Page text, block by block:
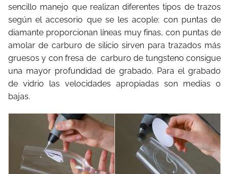
sencillo manejo que realizan diferentes tipos de trazos
según el accesorio que se les acople: con puntas de
diamante proporcionan líneas muy finas, con puntas de
amolar de carburo de silicio sirven para trazados más
gruesos y con fresa de carburo de tungsteno consigue
una mayor profundidad de grabado. Para el grabado
de vidrio las velocidades apropiadas son medias o
bajas.